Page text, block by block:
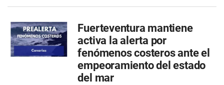
Fuerteventura mantiene
activa la alerta por
fenómenos costeros ante el
empeoramiento del estado
del mar